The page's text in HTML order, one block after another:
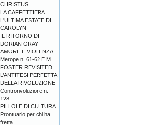
CHRISTUS
LA CAFFETTIERA
L'ULTIMA ESTATE DI
CAROLYN
IL RITORNO DI
DORIAN GRAY
AMORE E VIOLENZA
Merope n. 61-62 E.M.
FOSTER REVISITED
L’ANTITESI PERFETTA
DELLA RIVOLUZIONE
Controrivoluzione n.
128
PILLOLE DI CULTURA
Prontuario per chi ha
fretta